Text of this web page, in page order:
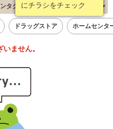
にチラシをチェック
クト・ケア用品 新着順
ドラッグストア ホームセンタ
ません。